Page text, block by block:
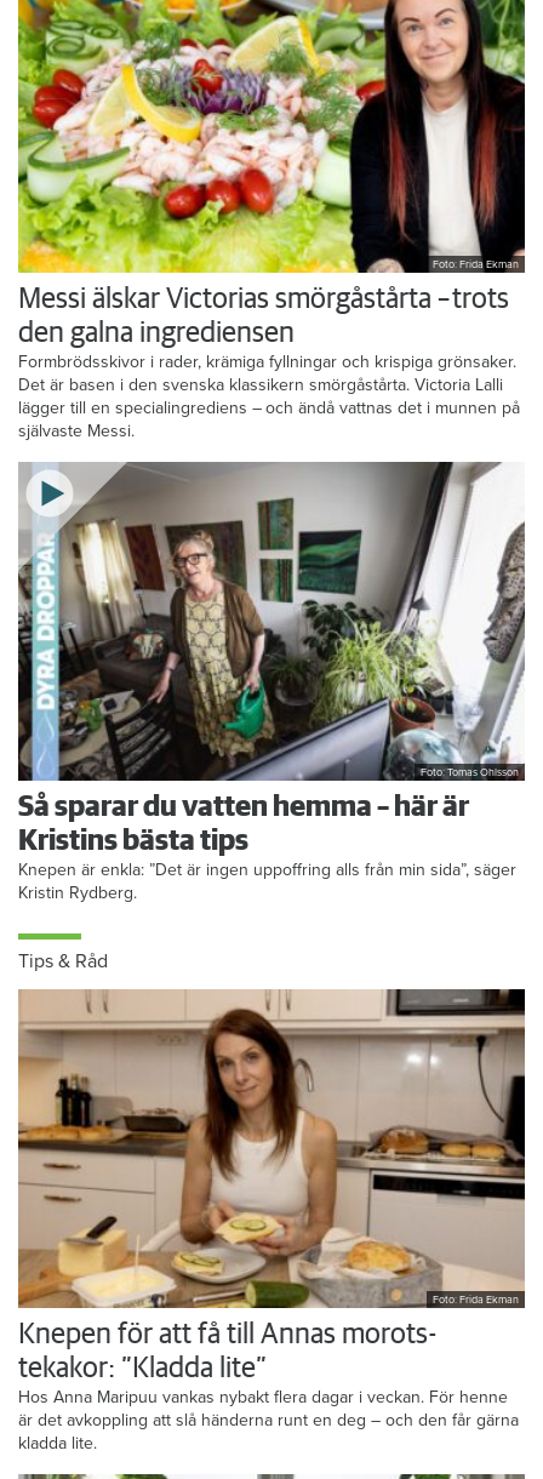
Foto: Frida Ekman
Messi älskar Victorias smörgåstårta – trots
den galna ingrediensen
Formbrödsskivor i rader, krämiga fyllningar och krispiga grönsaker.
Det är basen i den svenska klassikern smörgåstårta. Victoria Lalli
lägger till en specialingrediens – och ändå vattnas det i munnen på
självaste Messi.
Foto: Tomas Ohlsson
Så sparar du vatten hemma – här är
Kristins bästa tips
Knepen är enkla: ”Det är ingen uppoffring alls från min sida”, säger
Kristin Rydberg.
Tips & Råd
Foto: Frida Ekman
Knepen för att få till Annas morots-
tekakor: ”Kladda lite”
Hos Anna Maripuu vankas nybakt flera dagar i veckan. För henne
är det avkoppling att slå händerna runt en deg – och den får gärna
kladda lite.